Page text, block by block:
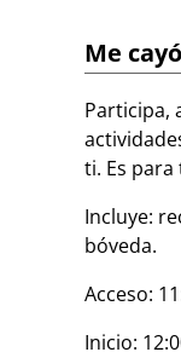
Me
Participa,
ti. Es para
Incluye:
bóveda.
Acceso:
Inicio: